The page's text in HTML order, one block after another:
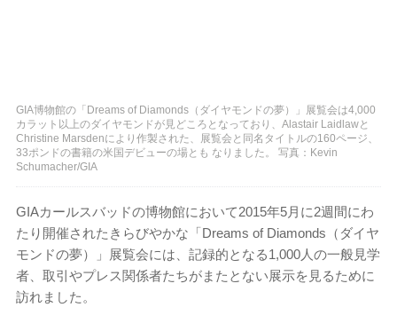
GIA博物館の「Dreams of Diamonds（ダイヤモンドの夢）」展覧会は4,000
カラット以上のダイヤモンドが見どころとなっており、Alastair Laidlawと
Christine Marsdenにより作製された、展覧会と同名タイトルの160ページ、
33ポンドの書籍の米国デビューの場とも なりました。 写真：Kevin
Schumacher/GIA
GIAカールスバッドの博物館において2015年5月に2週間にわ
たり開催されたきらびやかな「Dreams of Diamonds（ダイヤ
モンドの夢）」展覧会には、記録的となる1,000人の一般見学
者、取引やプレス関係者たちがまたとない展示を見るために
訪れました。